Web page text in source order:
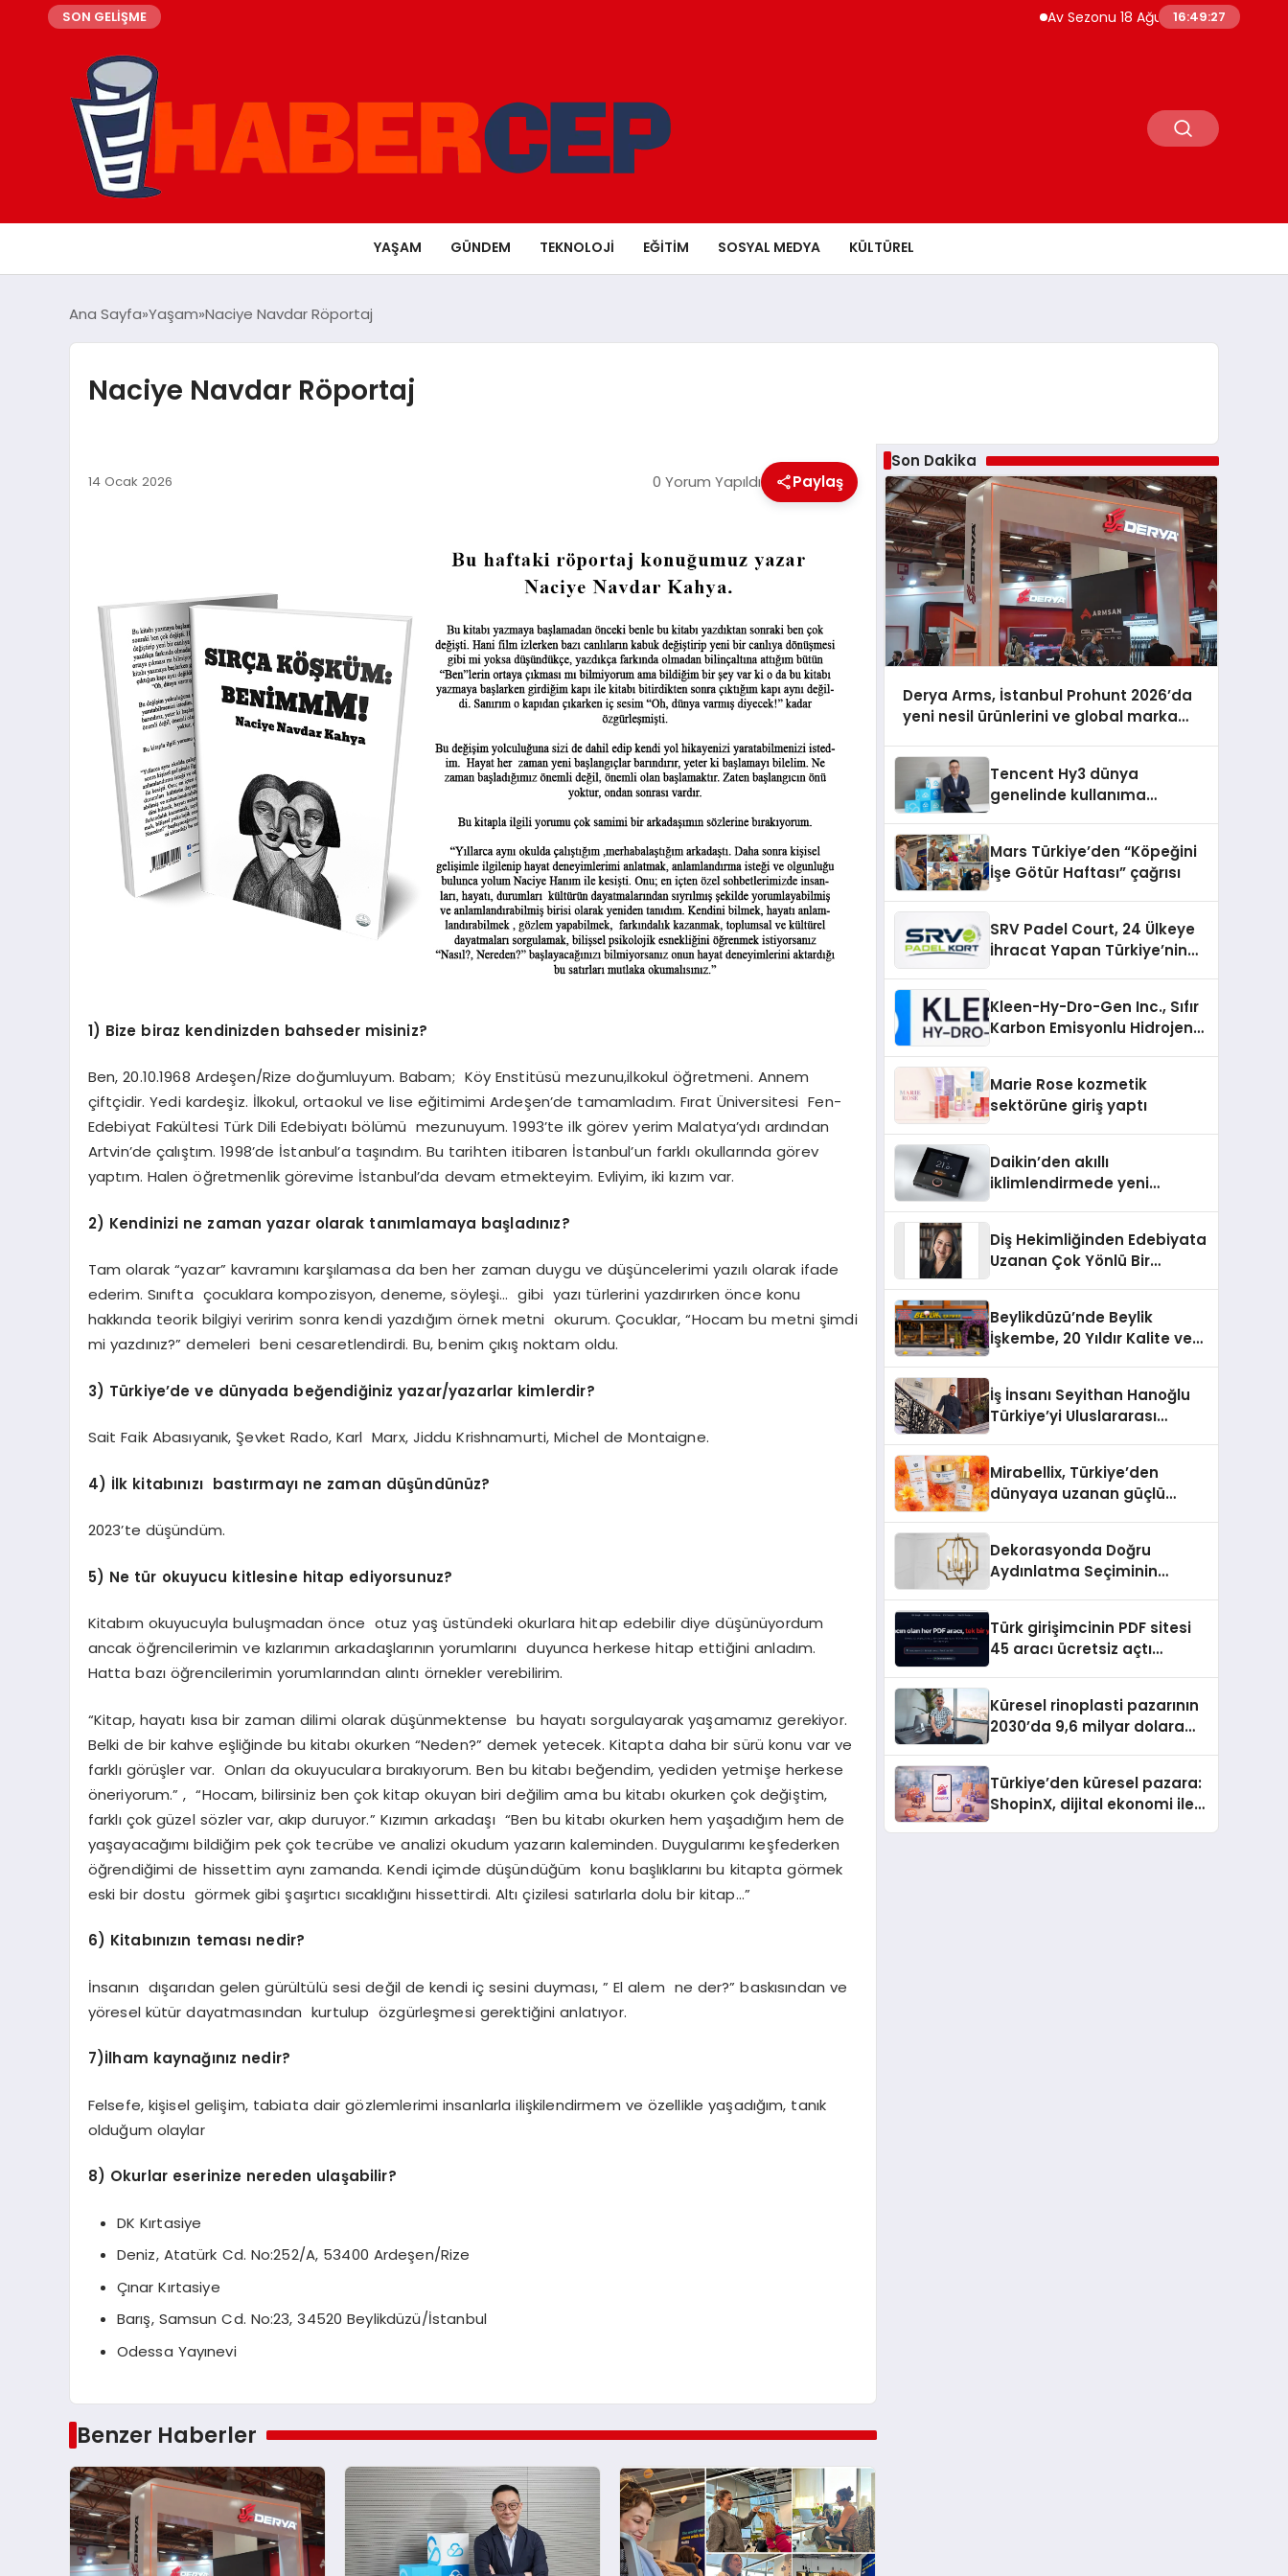
SON GELİŞME Av Sezonu 18 Ağustos’ta Açılıyor
16:49:28
YAŞAM GÜNDEM TEKNOLOJI EĞITIM SOSYAL MEDYA KÜLTÜREL
Ana Sayfa Yaşam Naciye Navdar Röportaj
Naciye Navdar Röportaj
14 Ocak 2026 0 Yorum Yapıldı Paylaş
1) Bize biraz kendinizden bahseder misiniz?
Ben, 20.10.1968 Ardeşen/Rize doğumluyum. Babam; Köy Enstitüsü mezunu,ilkokul öğretmeni. Annem
çiftçidir. Yedi kardeşiz. İlkokul, ortaokul ve lise eğitimimi Ardeşen’de tamamladım. Fırat Üniversitesi Fen-
Edebiyat Fakültesi Türk Dili Edebiyatı bölümü mezunuyum. 1993’te ilk görev yerim Malatya’ydı ardından
Artvin’de çalıştım. 1998’de İstanbul’a taşındım. Bu tarihten itibaren İstanbul’un farklı okullarında görev
yaptım. Halen öğretmenlik görevime İstanbul’da devam etmekteyim. Evliyim, iki kızım var.
2) Kendinizi ne zaman yazar olarak tanımlamaya başladınız?
Tam olarak “yazar” kavramını karşılamasa da ben her zaman duygu ve düşüncelerimi yazılı olarak ifade
ederim. Sınıfta çocuklara kompozisyon, deneme, söyleşi… gibi yazı türlerini yazdırırken önce konu
hakkında teorik bilgiyi veririm sonra kendi yazdığım örnek metni okurum. Çocuklar, “Hocam bu metni şimdi
mi yazdınız?” demeleri beni cesaretlendirdi. Bu, benim çıkış noktam oldu.
3) Türkiye’de ve dünyada beğendiğiniz yazar/yazarlar kimlerdir?
Sait Faik Abasıyanık, Şevket Rado, Karl Marx, Jiddu Krishnamurti, Michel de Montaigne.
4) İlk kitabınızı bastırmayı ne zaman düşündünüz?
2023’te düşündüm.
5) Ne tür okuyucu kitlesine hitap ediyorsunuz?
Kitabım okuyucuyla buluşmadan önce otuz yaş üstündeki okurlara hitap edebilir diye düşünüyordum
ancak öğrencilerimin ve kızlarımın arkadaşlarının yorumlarını duyunca herkese hitap ettiğini anladım.
Hatta bazı öğrencilerimin yorumlarından alıntı örnekler verebilirim.
“Kitap, hayatı kısa bir zaman dilimi olarak düşünmektense bu hayatı sorgulayarak yaşamamız gerekiyor.
Belki de bir kahve eşliğinde bu kitabı okurken “Neden?” demek yetecek. Kitapta daha bir sürü konu var ve
farklı görüşler var. Onları da okuyuculara bırakıyorum. Ben bu kitabı beğendim, yediden yetmişe herkese
öneriyorum.” , “Hocam, bilirsiniz ben çok kitap okuyan biri değilim ama bu kitabı okurken çok değiştim,
farklı çok güzel sözler var, akıp duruyor.” Kızımın arkadaşı “Ben bu kitabı okurken hem yaşadığım hem de
yaşayacağımı bildiğim pek çok tecrübe ve analizi okudum yazarın kaleminden. Duygularımı keşfederken
öğrendiğimi de hissettim aynı zamanda. Kendi içimde düşündüğüm konu başlıklarını bu kitapta görmek
eski bir dostu görmek gibi şaşırtıcı sıcaklığını hissettirdi. Altı çizilesi satırlarla dolu bir kitap…”
6) Kitabınızın teması nedir?
İnsanın dışarıdan gelen gürültülü sesi değil de kendi iç sesini duyması, ” El alem ne der?” baskısından ve
yöresel kütür dayatmasından kurtulup özgürleşmesi gerektiğini anlatıyor.
7)İlham kaynağınız nedir?
Felsefe, kişisel gelişim, tabiata dair gözlemlerimi insanlarla ilişkilendirmem ve özellikle yaşadığım, tanık
olduğum olaylar
8) Okurlar eserinize nereden ulaşabilir?
DK Kırtasiye
Deniz, Atatürk Cd. No:252/A, 53400 Ardeşen/Rize
Çınar Kırtasiye
Barış, Samsun Cd. No:23, 34520 Beylikdüzü/İstanbul
Odessa Yayınevi
Benzer Haberler
Son Dakika
Derya Arms, İstanbul Prohunt 2026’da
yeni nesil ürünlerini ve global marka
Tencent Hy3 dünya
genelinde kullanıma
Mars Türkiye’den “Köpeğini
İşe Götür Haftası” çağrısı
SRV Padel Court, 24 Ülkeye
İhracat Yapan Türkiye’nin
Kleen-Hy-Dro-Gen Inc., Sıfır
Karbon Emisyonlu Hidrojen
Aldı
Marie Rose kozmetik
sektörüne giriş yaptı
Daikin’den akıllı
iklimlendirmede yeni
Diş Hekimliğinden Edebiyata
Uzanan Çok Yönlü Bir
Beylikdüzü’nde Beylik
İşkembe, 20 Yıldır Kalite ve
İş İnsanı Seyithan Hanoğlu
Türkiye’yi Uluslararası
Mirabellix, Türkiye’den
dünyaya uzanan güçlü
Dekorasyonda Doğru
Aydınlatma Seçiminin
Türk girişimcinin PDF sitesi
45 aracı ücretsiz açtı
Küresel rinoplasti pazarının
2030’da 9,6 milyar dolara
Türkiye’den küresel pazara:
ShopinX, dijital ekonomi ile